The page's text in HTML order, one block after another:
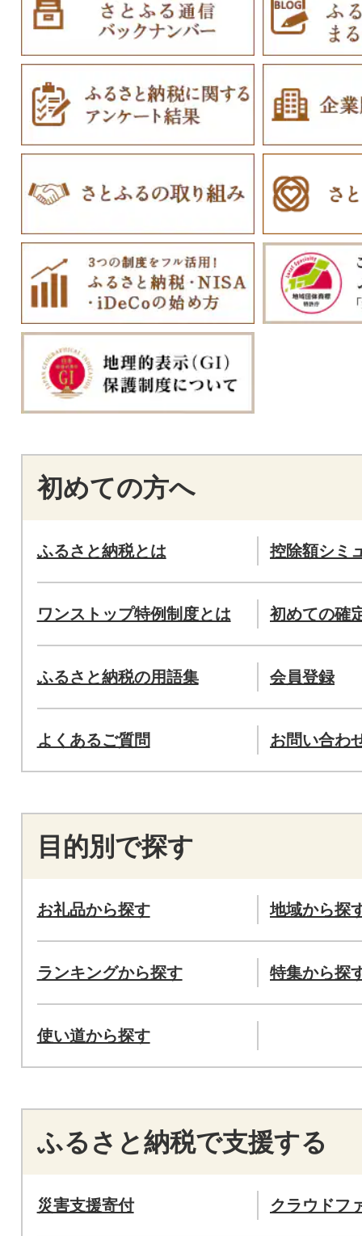
初めての方へ
ふるさと納税とは 控除額シミ
ワンストップ特例制度とは 初めての確
ふるさと納税の用語集 会員登録
よくあるご質問 お問い合わ
目的別で探す
お礼品から探す 地域から探
ランキングから探す 特集から探
使い道から探す
ふるさと納税で支援する
災害支援寄付 クラウドフ